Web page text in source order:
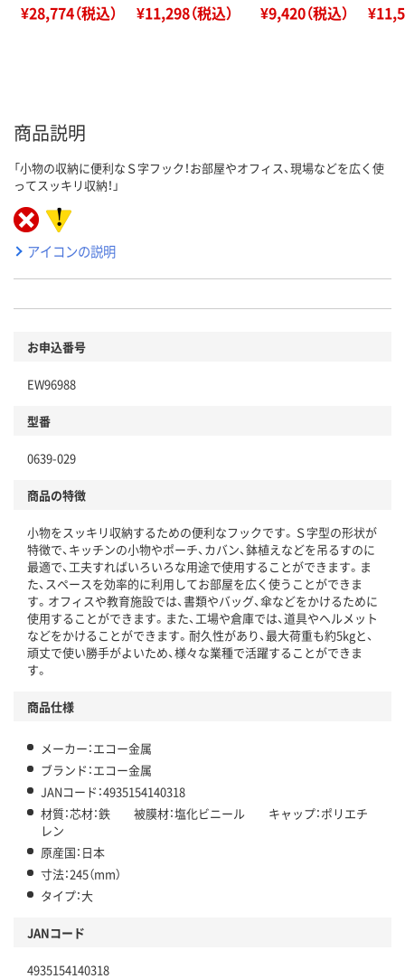
¥28,774（税込） ¥11,298（税込） ¥9,420（税込）
商品説明
「小物の収納に便利なＳ字フック！お部屋やオフィス、現場などを広く使
ってスッキリ収納！」
アイコンの説明
お申込番号
EW96988
型番
0639-029
商品の特徴
小物をスッキリ収納するための便利なフックです。Ｓ字型の形状が
特徴で、キッチンの小物やポーチ、カバン、鉢植えなどを吊るすのに
最適で、工夫すればいろいろな用途で使用することができます。ま
た、スペースを効率的に利用してお部屋を広く使うことができま
す。オフィスや教育施設では、書類やバッグ、傘などをかけるために
使用することができます。また、工場や倉庫では、道具やヘルメット
などをかけることができます。耐久性があり、最大荷重も約5kgと、
頑丈で使い勝手がよいため、様々な業種で活躍することができま
す。
商品仕様
メーカー：エコー金属
ブランド：エコー金属
JANコード：4935154140318
材質：芯材：鉄 被膜材：塩化ビニール キャップ：ポリエチ
レン
原産国：日本
寸法：245（mm）
タイプ：大
JANコード
4935154140318